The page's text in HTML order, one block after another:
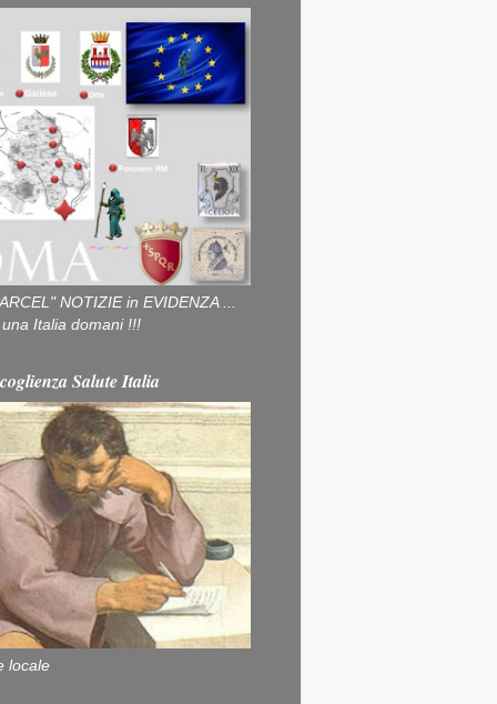
NOTIZIE in EVIDENZA ...
Italia domani !!!
Salute Italia
locale